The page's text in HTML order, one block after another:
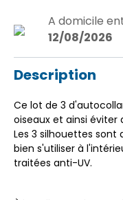
A domicile
12/08/2026
Description
Ce lot de 3
oiseaux et ainsi
Les 3 silhouettes
bien s'utiliser à
traitées anti-UV.